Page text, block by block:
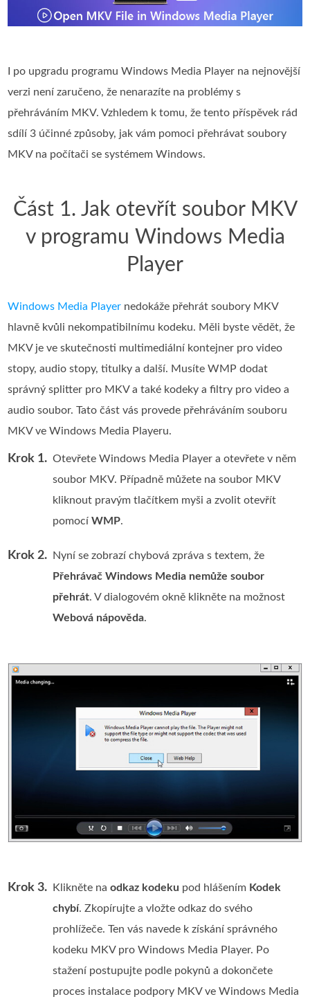
I po upgradu programu Windows Media Player na nejnovější
verzi není zaručeno, že nenarazíte na problémy s
přehráváním MKV. Vzhledem k tomu, že tento příspěvek rád
sdílí 3 účinné způsoby, jak vám pomoci přehrávat soubory
MKV na počítači se systémem Windows.
Část 1. Jak otevřít soubor MKV
v programu Windows Media
Player
Windows Media Player nedokáže přehrát soubory MKV
hlavně kvůli nekompatibilnímu kodeku. Měli byste vědět, že
MKV je ve skutečnosti multimediální kontejner pro video
stopy, audio stopy, titulky a další. Musíte WMP dodat
správný splitter pro MKV a také kodeky a filtry pro video a
audio soubor. Tato část vás provede přehráváním souboru
MKV ve Windows Media Playeru.
Krok 1. Otevřete Windows Media Player a otevřete v něm
soubor MKV. Případně můžete na soubor MKV
kliknout pravým tlačítkem myši a zvolit otevřít
pomocíWMP.
Krok 2.
Nyní se zobrazí chybová zpráva s textem, že
Přehrávač Windows Media nemůže soubor
přehrát. V dialogovém okně klikněte na možnost
Webová nápověda.
Krok 3. Klikněte naodkaz kodeku pod hlášením Kodek
chybí. Zkopírujte a vložte odkaz do svého
prohlížeče. Ten vás navede k získání správného
kodeku MKV pro Windows Media Player. Po
stažení postupujte podle pokynů a dokončete
proces instalace podpory MKV ve Windows Media